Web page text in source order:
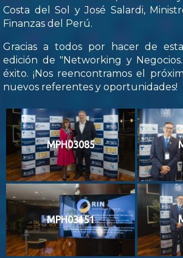
Costa del Sol y José Salardi,
Finanzas del Perú.
Gracias a todos por hacer de
edición de "Networking y
éxito. ¡Nos reencontramos el
nuevos referentes y oportunidades!
MPH03085
MPH03151